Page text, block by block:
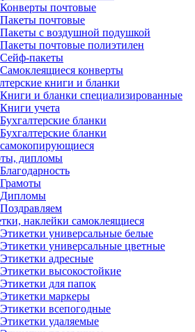
Конверты почтовые
Пакеты почтовые
Пакеты с воздушной подушкой
Пакеты почтовые полиэтилен
Сейф-пакеты
Самоклеящиеся конверты
книги и бланки
Книги и бланки специализированные
Книги учета
Бухгалтерские бланки
Бухгалтерские бланки
самокопирующиеся
дипломы
Благодарность
Грамоты
Дипломы
Поздравляем
наклейки самоклеящиеся
Этикетки универсальные белые
Этикетки универсальные цветные
Этикетки адресные
Этикетки высокостойкие
Этикетки для папок
Этикетки маркеры
Этикетки всепогодные
Этикетки удаляемые